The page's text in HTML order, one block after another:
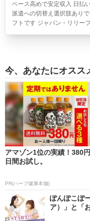
ベース高めで安定収入 日払
派遣への切替え選択肢あり
フトです ジャパン・リリー
今、あなたにオスス
アマゾン1位の実績！380
日間お試し。
PR(ハーブ健康本舗)
ぽんぽこぽ
ア）」と「